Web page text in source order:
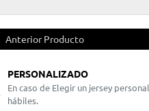
Anterior Producto
PERSONALIZADO
En caso de Elegir un jersey
hábiles.